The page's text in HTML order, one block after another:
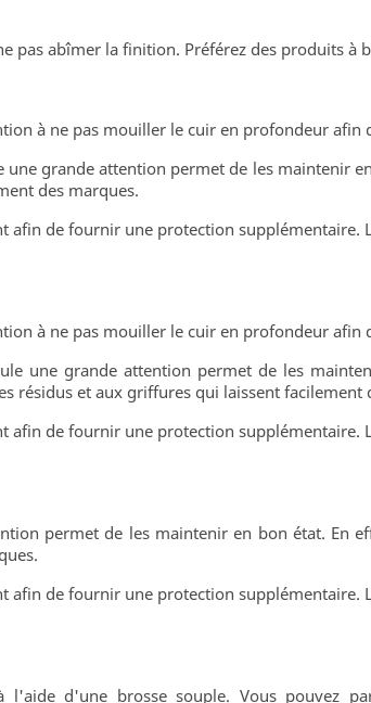
abîmer la finition. Préférez des produits à
à ne pas mouiller le cuir en profondeur afin
une grande attention permet de les maintenir
des marques.
afin de fournir une protection
à ne pas mouiller le cuir en profondeur afin
une grande attention permet de les
résidus et aux griffures qui laissent facilement
afin de fournir une protection
permet de les maintenir en bon état. En
afin de fournir une protection
l'aide d'une brosse souple. Vous pouvez